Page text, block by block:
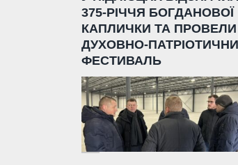
375-РІЧЧЯ БОГДАНОВОЇ
КАПЛИЧКИ ТА ПРОВЕЛИ
ДУХОВНО-
ФЕСТИВАЛЬ